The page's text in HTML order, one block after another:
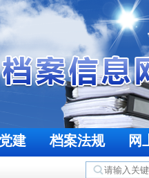
建 档案法规 网